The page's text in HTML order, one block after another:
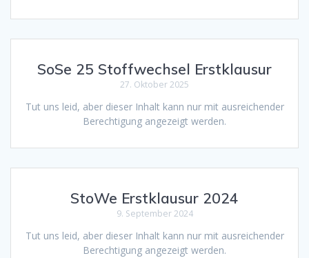
SoSe 25 Stoffwechsel Erstklausur
27. Oktober 2025
Tut uns leid, aber dieser Inhalt kann nur mit ausreichender
Berechtigung angezeigt werden.
StoWe Erstklausur 2024
9. September 2024
Tut uns leid, aber dieser Inhalt kann nur mit ausreichender
Berechtigung angezeigt werden.